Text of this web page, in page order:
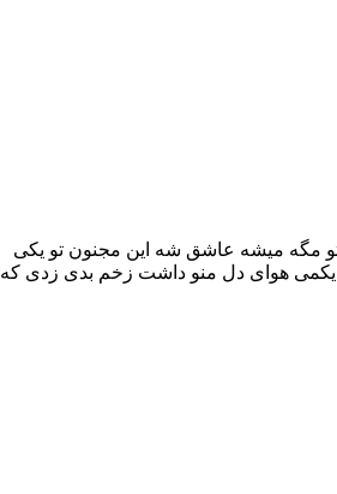
مگه میشه عاشق شه این مجنون تو یکی
یکمی هوای دل منو داشت زخم بدی زدی که